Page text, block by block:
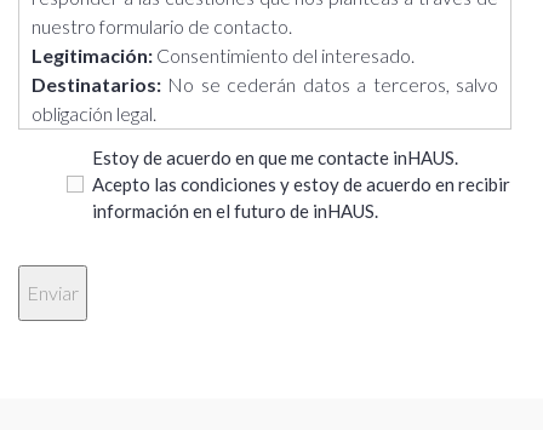
nuestro formulario de contacto.
Legitimación: Consentimiento del interesado.
Destinatarios: No se cederán datos a terceros, salvo
obligación legal.
como otros derechos, como se explica en la información
adicional.
siguiente enlace: https://casasinhaus.com/ley-de-
proteccion-de-datos/
Estoy de acuerdo en que me contacte inHAUS.
Acepto las condiciones y estoy de acuerdo en recibir
información en el futuro de inHAUS.